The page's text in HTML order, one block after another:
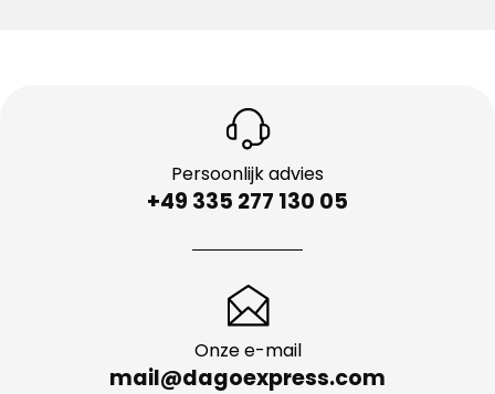
Persoonlijk advies
+49 335 277 130 05
Onze e-mail
mail@dagoexpress.com